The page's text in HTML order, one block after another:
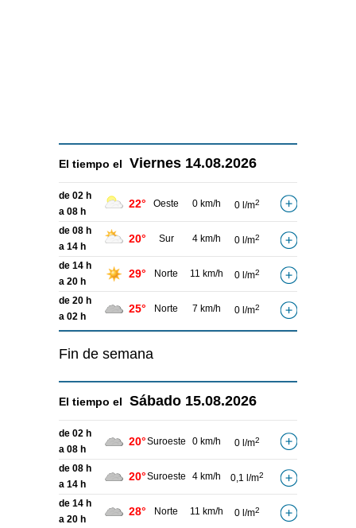
El tiempo el Viernes 14.08.2026
de 02 h
a 08 h
22° Oeste 0 km/h 0 l/m2
de 08 h
a 14 h
20° Sur 4 km/h 0 l/m2
de 14 h
a 20 h
29° Norte 11 km/h 0 l/m2
de 20 h
a 02 h
25° Norte 7 km/h 0 l/m2
Fin de semana
El tiempo el Sábado 15.08.2026
de 02 h
a 08 h
20°Suroeste 0 km/h 0 l/m2
de 08 h
a 14 h
20°Suroeste 4 km/h 0,1 l/m2
de 14 h
a 20 h
28° Norte 11 km/h 0 l/m2